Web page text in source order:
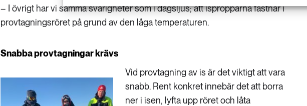
– I övrigt har vi samma svårigheter som i dagsljus; att ispropparna fastnar i
provtagningsröret på grund av den låga temperaturen.
Snabba provtagningar krävs
Vid provtagning av is är det viktigt att vara
snabb. Rent konkret innebär det att borra
ner i isen, lyfta upp röret och låta